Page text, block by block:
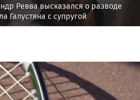
Ревва высказался о разводе
Галустяна с супругой